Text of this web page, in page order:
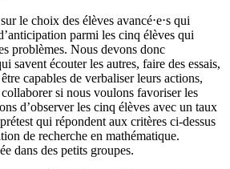
le choix des élèves avancé⋅e⋅s qui
parmi les cinq élèves qui
problèmes. Nous devons donc
savent écouter les autres, faire des essais,
capables de verbaliser leurs actions,
si nous voulons favoriser les
d’observer les cinq élèves avec un taux
qui répondent aux critères ci-dessus
de recherche en mathématique.
dans des petits groupes.